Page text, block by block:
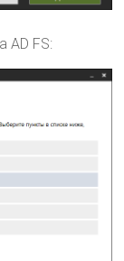
AD FS: